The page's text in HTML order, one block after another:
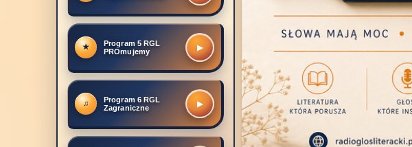
Program 5 RGL
PROmujemy
▶
Program 6 RGL
Zagraniczne
▶